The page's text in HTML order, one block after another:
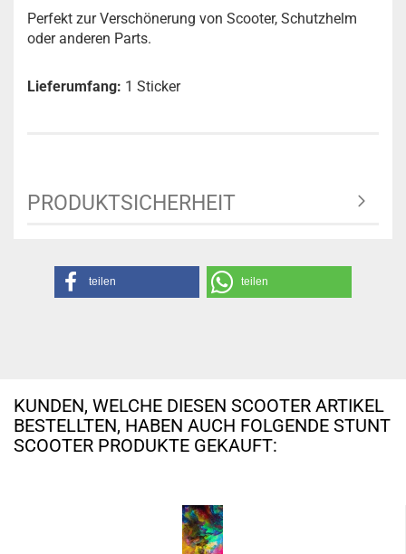
Perfekt zur Verschönerung von Scooter, Schutzhelm
oder anderen Parts.
Lieferumfang: 1 Sticker
PRODUKTSICHERHEIT
teilen teilen
KUNDEN, WELCHE DIESEN SCOOTER ARTIKEL
BESTELLTEN, HABEN AUCH FOLGENDE STUNT
SCOOTER PRODUKTE GEKAUFT: